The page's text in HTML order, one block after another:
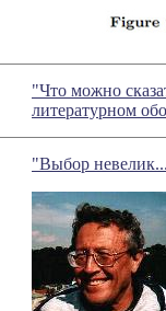
"Что можно
литературном
"Выбор